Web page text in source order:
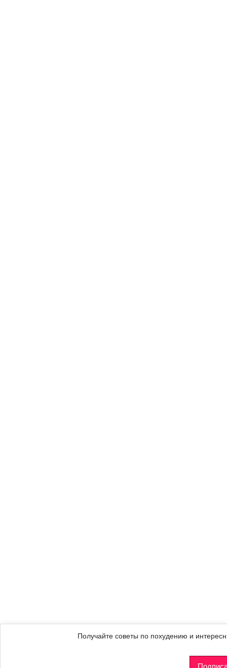
Получайте советы по похудению и